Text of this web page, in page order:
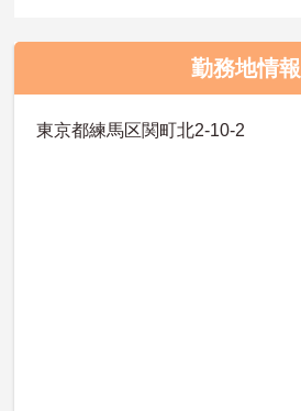
勤務地情報
東京都練馬区関町北2-10-2